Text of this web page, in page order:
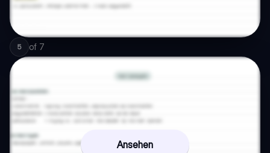
5 of 7
Ansehen